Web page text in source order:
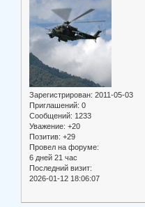
Зарегистрирован: 2011-05-03
Приглашений: 0
Сообщений: 1233
Уважение: +20
Позитив: +29
Провел на форуме:
6 дней 21 час
Последний визит:
2026-01-12 18:06:07